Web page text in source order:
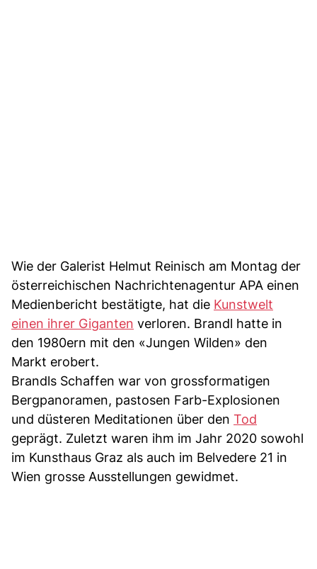
Wie der Galerist Helmut Reinisch am Montag der
österreichischen Nachrichtenagentur APA einen
Medienbericht bestätigte, hat die Kunstwelt
einen ihrer Giganten verloren. Brandl hatte in
den 1980ern mit den «Jungen Wilden» den
Markt erobert.
Brandls Schaffen war von grossformatigen
Bergpanoramen, pastosen Farb-Explosionen
und düsteren Meditationen über den Tod
geprägt. Zuletzt waren ihm im Jahr 2020 sowohl
im Kunsthaus Graz als auch im Belvedere 21 in
Wien grosse Ausstellungen gewidmet.